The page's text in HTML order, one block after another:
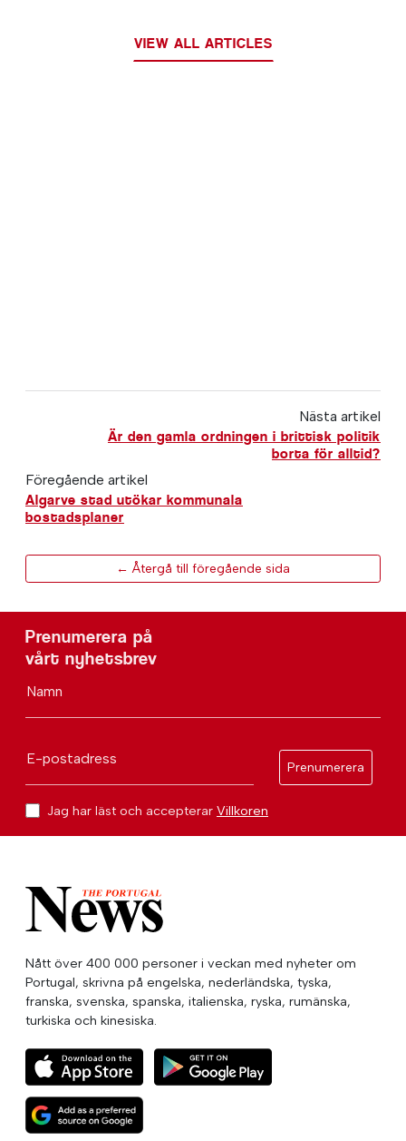
VIEW ALL ARTICLES
Nästa artikel
Är den gamla ordningen i brittisk politik
borta för alltid?
Föregående artikel
Algarve stad utökar kommunala
bostadsplaner
← Återgå till föregående sida
Prenumerera på
vårt nyhetsbrev
Namn
E-postadress
Prenumerera
Jag har läst och accepterar Villkoren
Nått över 400 000 personer i veckan med nyheter om
Portugal, skrivna på engelska, nederländska, tyska,
franska, svenska, spanska, italienska, ryska, rumänska,
turkiska och kinesiska.